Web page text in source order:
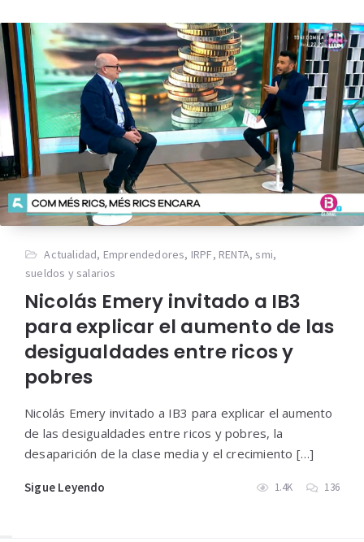
Actualidad, Emprendedores, IRPF, RENTA, smi,
sueldos y salarios
Nicolás Emery invitado a IB3
para explicar el aumento de las
desigualdades entre ricos y
pobres
Nicolás Emery invitado a IB3 para explicar el aumento
de las desigualdades entre ricos y pobres, la
desaparición de la clase media y el crecimiento […]
Sigue Leyendo 1.4K 136